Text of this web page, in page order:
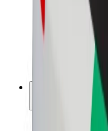
Kurjerio
„Bolt Food“
Automobilių